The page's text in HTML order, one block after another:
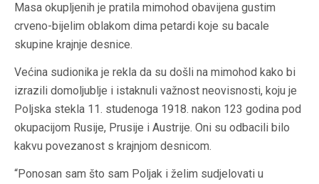
Masa okupljenih je pratila mimohod obavijena gustim
crveno-bijelim oblakom dima petardi koje su bacale
skupine krajnje desnice.
Većina sudionika je rekla da su došli na mimohod kako bi
izrazili domoljublje i istaknuli važnost neovisnosti, koju je
Poljska stekla 11. studenoga 1918. nakon 123 godina pod
okupacijom Rusije, Prusije i Austrije. Oni su odbacili bilo
kakvu povezanost s krajnjom desnicom.
“Ponosan sam što sam Poljak i želim sudjelovati u